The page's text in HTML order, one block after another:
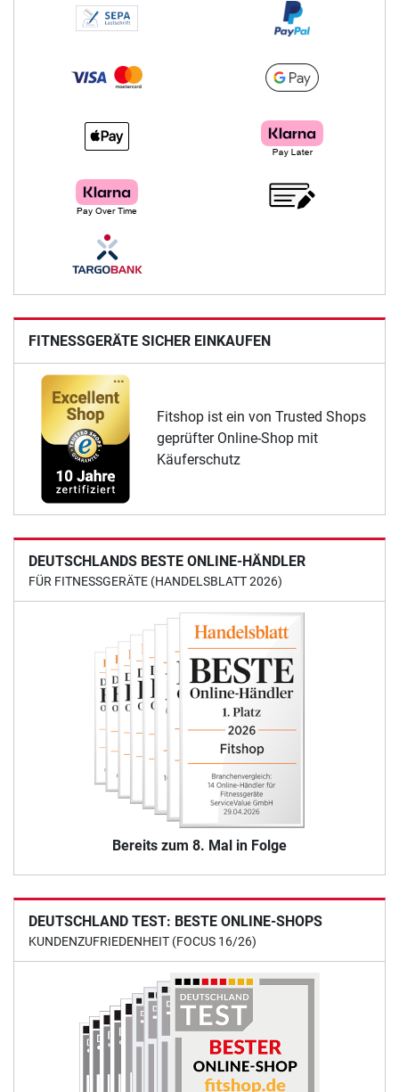
FITNESSGERÄTE SICHER EINKAUFEN
Fitshop ist ein von Trusted Shops
geprüfter Online-Shop mit
Käuferschutz
DEUTSCHLANDS BESTE ONLINE-HÄNDLER
FÜR FITNESSGERÄTE (HANDELSBLATT 2026)
Bereits zum 8. Mal in Folge
DEUTSCHLAND TEST: BESTE ONLINE-SHOPS
KUNDENZUFRIEDENHEIT (FOCUS 16/26)